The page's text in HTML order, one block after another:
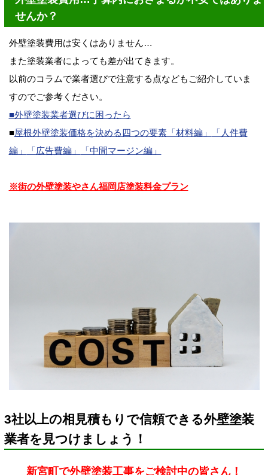
せんか？
外壁塗装費用は安くはありません…
また塗装業者によっても差が出てきます。
以前のコラムで業者選びで注意する点などもご紹介していま
すのでご参考ください。
■外壁塗装業者選びに困ったら
■屋根外壁塗装価格を決める四つの要素「材料編」
「人件費
編」
「広告費編」 「中間マージン編」
※街の外壁塗装やさん福岡店塗装料金プラン
3社以上の相見積もりで信頼できる外壁塗装
業者を見つけましょう！
新宮町で外壁塗装工事をご検討中の皆さん！